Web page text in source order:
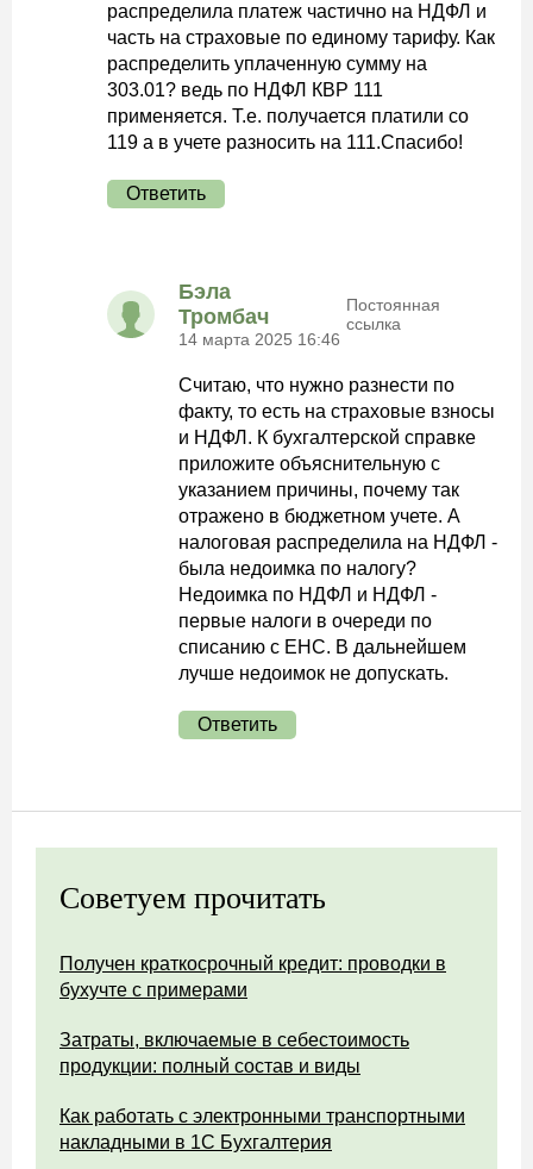
распределила платеж частично на НДФЛ и
часть на страховые по единому тарифу. Как
распределить уплаченную сумму на
303.01? ведь по НДФЛ КВР 111
применяется. Т.е. получается платили со
119 а в учете разносить на 111.Спасибо!
Ответить
Бэла
Тромбач
14 марта 2025 16:46
Постоянная
ссылка
Считаю, что нужно разнести по
факту, то есть на страховые взносы
и НДФЛ. К бухгалтерской справке
приложите объяснительную с
указанием причины, почему так
отражено в бюджетном учете. А
налоговая распределила на НДФЛ -
была недоимка по налогу?
Недоимка по НДФЛ и НДФЛ -
первые налоги в очереди по
списанию с ЕНС. В дальнейшем
лучше недоимок не допускать.
Ответить
Советуем прочитать
Получен краткосрочный кредит: проводки в
бухучте с примерами
Затраты, включаемые в себестоимость
продукции: полный состав и виды
Как работать с электронными транспортными
накладными в 1С Бухгалтерия